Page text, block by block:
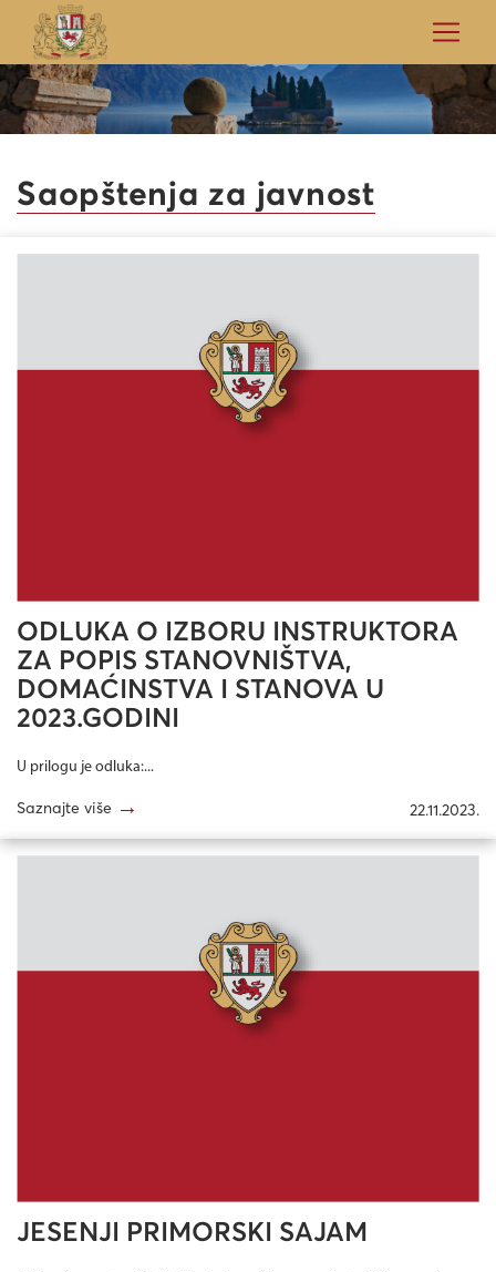
Saopštenja za javnost
ODLUKA O IZBORU INSTRUKTORA
ZA POPIS STANOVNIŠTVA,
DOMAĆINSTVA I STANOVA U
2023.GODINI
U prilogu je odluka:...
Saznajte više → 22.11.2023.
JESENJI PRIMORSKI SAJAM